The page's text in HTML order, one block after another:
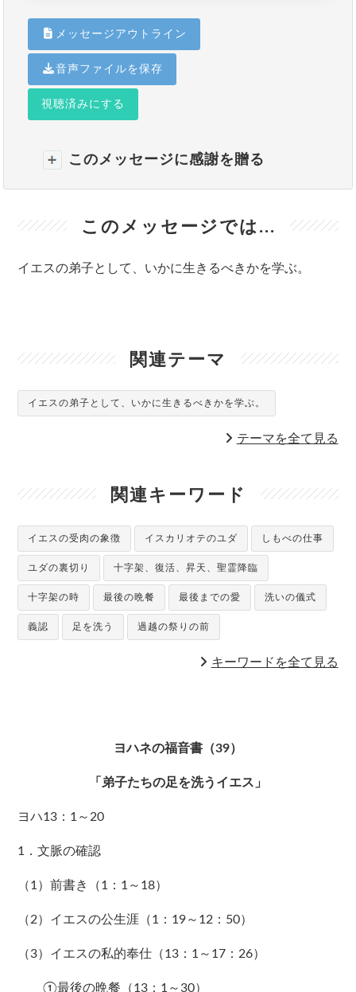
メッセージアウトライン
音声ファイルを保存
視聴済みにする
このメッセージに感謝を贈る
このメッセージでは...
イエスの弟子として、いかに生きるべきかを学ぶ。
関連テーマ
イエスの弟子として、いかに生きるべきかを学ぶ。
テーマを全て見る
関連キーワード
イエスの受肉の象徴 イスカリオテのユダ しもべの仕事
ユダの裏切り 十字架、復活、昇天、聖霊降臨
十字架の時 最後の晩餐 最後までの愛 洗いの儀式
義認 足を洗う 過越の祭りの前
キーワードを全て見る
ヨハネの福音書（39）
「弟子たちの足を洗うイエス」
ヨハ13：1～20
1．文脈の確認
（1）前書き（1：1～18）
（2）イエスの公生涯（1：19～12：50）
（3）イエスの私的奉仕（13：1～17：26）
①最後の晩餐（13：1～30）